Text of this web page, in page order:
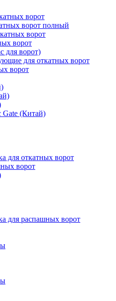
ворот
ворот полный
ворот
ворот
для ворот)
для откатных ворот
ворот
Gate (Китай)
для откатных ворот
ворот
для распашных ворот